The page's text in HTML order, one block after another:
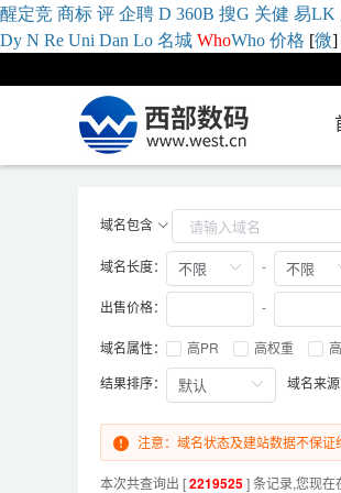
醒定竞 商标 评 企聘 D 360B 搜G 关健 易LK
Dy N Re Uni Dan Lo 名城 WhoWho 价格 [微]